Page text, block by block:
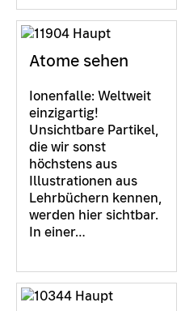
Atome sehen
Ionenfalle: Weltweit
einzigartig!
Unsichtbare Partikel,
die wir sonst
höchstens aus
Illustrationen aus
Lehrbüchern kennen,
werden hier sichtbar.
In einer…